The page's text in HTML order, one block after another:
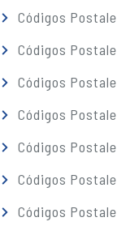
Códigos
Códigos
Códigos
Códigos
Códigos
Códigos
Códigos